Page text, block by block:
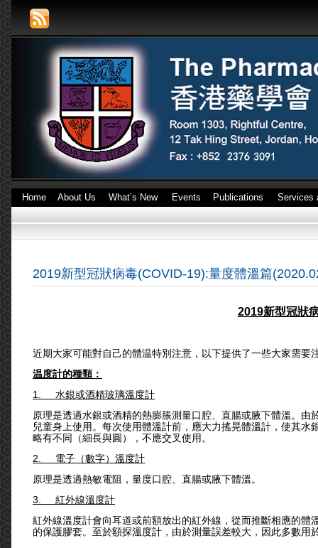
Home About Us What’s New Events Publications Services
2019新型冠狀病毒(COVID-19):量度體溫篇
2019新型冠狀
近期大家可能對自己的體温特別注意，以下提供了一些大家需要
温度計的種類：
1. 水銀或酒精玻璃溫度計
原理是透過水銀或酒精的熱膨脹測量口腔、直腸或腋下體溫。
兒童身上使用。每次使用體溫計前，應大力搖晃體溫計，使其
略有不同（細長與圓），不應交叉使用。
2. 電子（數字）溫度計
原理是透過熱敏電阻，量度口腔、直腸或腋下體溫。
3. 紅外線溫度計
紅外線溫度計會向耳道或前額放出的紅外線，從而推斷相應的
的保護膠套。至於額探溫度計，由於測量誤差較大，因此多數用